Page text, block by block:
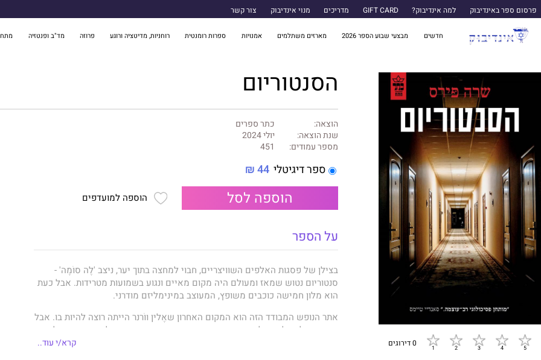
פרסום ספר באינדיבוק למה אינדיבוק? GIFT CARD מדריכים מנוי אינדיבוק צור קשר
חדשים מבצעי שבוע הספר 2026 מארזים משתלמים אמנויות ספרות רומנטית רוחניות, מדיטציה ורוגע פרוזה מד"ב ופנטזיה מתח
0 דירוגים
הסנטוריום
הוצאה:
כתר ספרים
שנת הוצאה:
יולי 2024
מספר עמודים:
451
ספר דיגיטלי 44 ₪
הוספה לסל הוספה למועדפים
על הספר
בצילן של פסגות האלפים השוויצריים, חבוי למחצה בתוך יער, ניצב 'לֶה סוֹמֶה' -
סנטוריום נטוש שמאז ומעולם היה מקום מאיים ונגוע בשמועות מטרידות. אבל כעת
הוא מלון חמישה כוכבים משופץ, המעוצב במינימליזם מודרני.
אתר הנופש המבודד הזה הוא המקום האחרון שאֶלין ווֹרנר הייתה רוצה להיות בו. אבל
כיוון שנאלצה לצאת לחופשה מתפקידה כחוקרת במשטרה, אין לה שום סיבה לסרב
להזמנתו של אייזק, אחיה המנוכר, לבוא אל 'לה סומה' כדי לחגוג את אירוסיו עם
קרא/י עוד..